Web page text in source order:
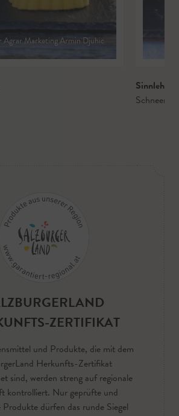
Agrar Marketing Armin Djuhic
Sinnlehen
ZERTIFIKAT
und Produkte, die mit dem
Herkunfts-Zertifikat
sind, werden streng auf regionale
kontrolliert. Nur geprüfte und
Produkte dürfen das runde Siegel